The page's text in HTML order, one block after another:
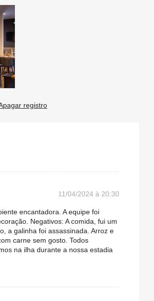
registro
11/04/2024 à 20:30
encantadora. A equipe foi
Negativos: A comida, fui um
a galinha foi assassinada. Arroz e
carne sem gosto. Todos
na ilha durante a nossa estadia